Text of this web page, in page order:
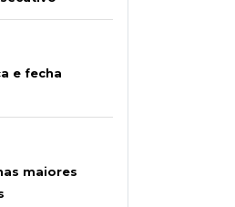
e fecha
maiores